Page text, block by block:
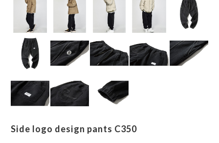
Side logo design pants C350